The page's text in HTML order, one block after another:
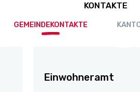
KONTAKTE
GEMEINDEKONTAKTE
Einwohneramt